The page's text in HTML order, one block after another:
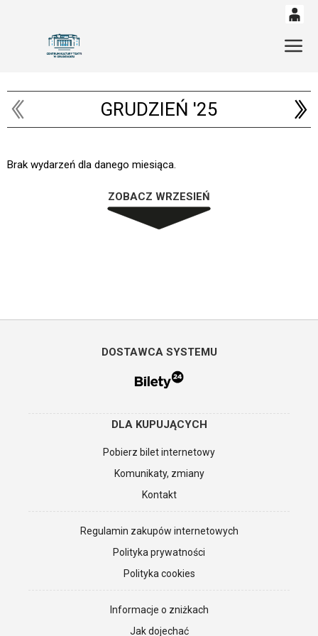
14 49
GRUDZIEŃ '25
Brak wydarzeń dla danego miesiąca.
ZOBACZ WRZESIEŃ
DOSTAWCA SYSTEMU
DLA KUPUJĄCYCH
Pobierz bilet internetowy
Komunikaty, zmiany
Kontakt
Regulamin zakupów internetowych
Polityka prywatności
Polityka cookies
Informacje o zniżkach
Jak dojechać